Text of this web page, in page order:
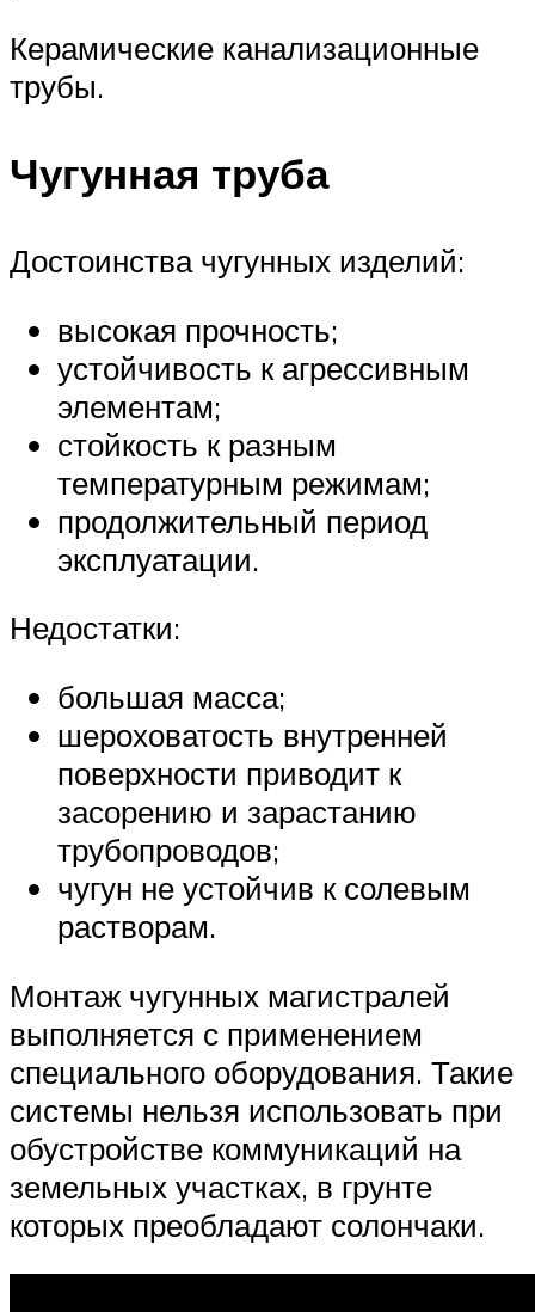
Керамические канализационные
трубы.
Чугунная труба
Достоинства чугунных изделий:
высокая прочность;
устойчивость к агрессивным
элементам;
стойкость к разным
температурным режимам;
продолжительный период
эксплуатации.
Недостатки:
большая масса;
шероховатость внутренней
поверхности приводит к
засорению и зарастанию
трубопроводов;
чугун не устойчив к солевым
растворам.
Монтаж чугунных магистралей
выполняется с применением
специального оборудования. Такие
системы нельзя использовать при
обустройстве коммуникаций на
земельных участках, в грунте
которых преобладают солончаки.